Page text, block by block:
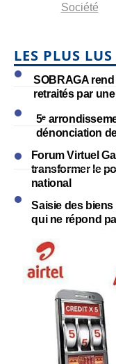
Société
LES PLUS LUS
SOBRAGA
retraités par
5ᵉ
dénonciation
Forum Virtuel
transformer le
national
Saisie des
qui ne répond